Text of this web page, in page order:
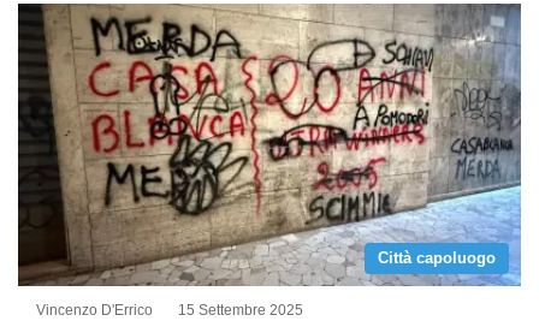
Città capoluogo
Vincenzo D'Errico 15 Settembre 2025